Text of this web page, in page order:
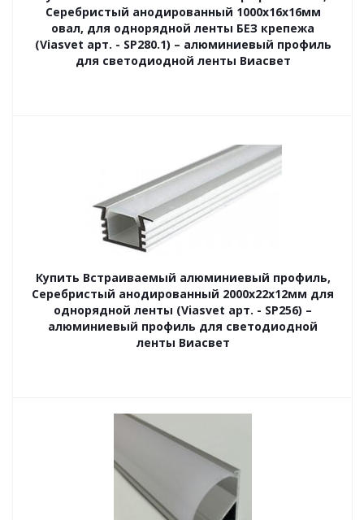
Серебристый анодированный 1000х16х16мм
овал, для однорядной ленты БЕЗ крепежа
(Viasvet арт. - SP280.1) – алюминиевый профиль
для светодиодной ленты Виасвет
Купить Встраиваемый алюминиевый профиль,
Серебристый анодированный 2000х22х12мм для
однорядной ленты (Viasvet арт. - SP256) –
алюминиевый профиль для светодиодной
ленты Виасвет